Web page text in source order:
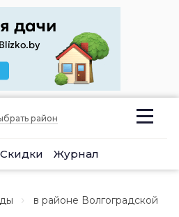
район
Скидки Журнал
в районе Волгоградской